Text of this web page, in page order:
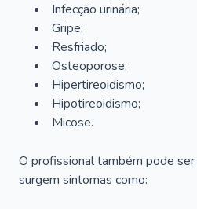
Infecção urinária;
Gripe;
Resfriado;
Osteoporose;
Hipertireoidismo;
Hipotireoidismo;
Micose.
O profissional também pode
surgem sintomas como: